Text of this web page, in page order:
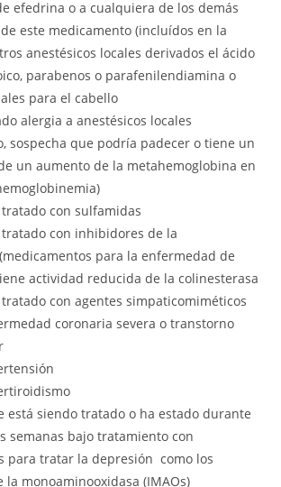
efedrina o a cualquiera de los demás
este medicamento (incluídos en la
anestésicos locales derivados el ácido
parabenos o parafenilendiamina o
para el cabello
alergia a anestésicos locales
sospecha que podría padecer o tiene un
un aumento de la metahemoglobina en
con sulfamidas
con inhibidores de la
para la enfermedad de
actividad reducida de la colinesterasa
con agentes simpaticomiméticos
coronaria severa o transtorno
está siendo tratado o ha estado durante
semanas bajo tratamiento con
para tratar la depresión como los
la monoaminooxidasa (IMAOs)